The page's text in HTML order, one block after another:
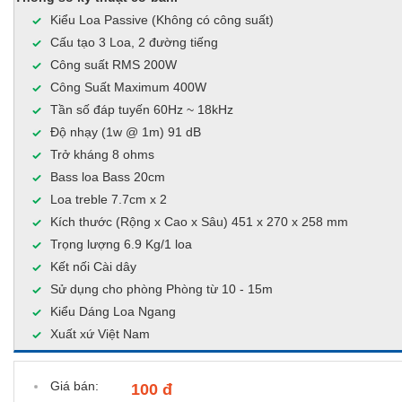
Kiểu Loa Passive (Không có công suất)
Cấu tạo 3 Loa, 2 đường tiếng
Công suất RMS 200W
Công Suất Maximum 400W
Tần số đáp tuyến 60Hz ~ 18kHz
Độ nhạy (1w @ 1m) 91 dB
Trở kháng 8 ohms
Bass loa Bass 20cm
Loa treble 7.7cm x 2
Kích thước (Rộng x Cao x Sâu) 451 x 270 x 258 mm
Trọng lượng 6.9 Kg/1 loa
Kết nối Cài dây
Sử dụng cho phòng Phòng từ 10 - 15m
Kiểu Dáng Loa Ngang
Xuất xứ Việt Nam
Giá bán: 100 đ